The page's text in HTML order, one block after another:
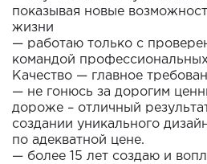
показывая новые
жизни
— работаю только с
командой
Качество — главное
— не гонюсь за дорогим
дороже – отличный
создании уникального
по адекватной цене.
— более 15 лет создаю и